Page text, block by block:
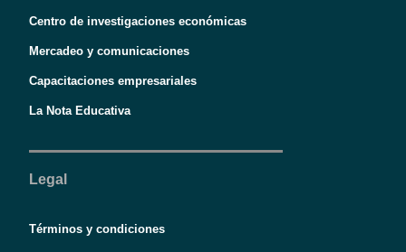
Centro de investigaciones económicas
Mercadeo y comunicaciones
Capacitaciones empresariales
La Nota Educativa
Legal
Términos y condiciones